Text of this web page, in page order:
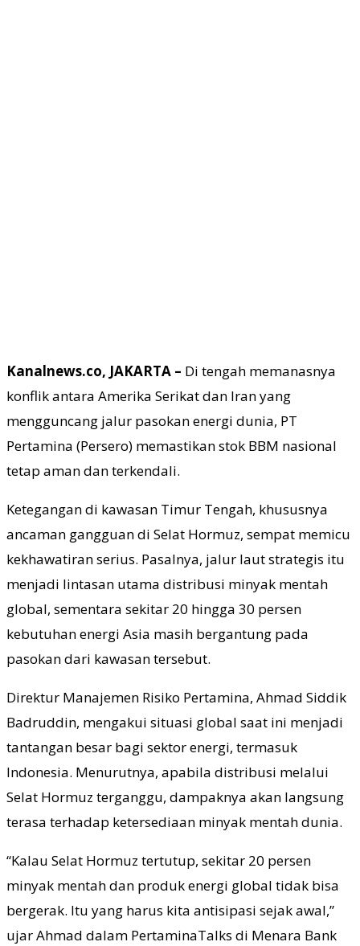
Kanalnews.co, JAKARTA – Di tengah memanasnya
konflik antara Amerika Serikat dan Iran yang
mengguncang jalur pasokan energi dunia, PT
Pertamina (Persero) memastikan stok BBM nasional
tetap aman dan terkendali.
Ketegangan di kawasan Timur Tengah, khususnya
ancaman gangguan di Selat Hormuz, sempat memicu
kekhawatiran serius. Pasalnya, jalur laut strategis itu
menjadi lintasan utama distribusi minyak mentah
global, sementara sekitar 20 hingga 30 persen
kebutuhan energi Asia masih bergantung pada
pasokan dari kawasan tersebut.
Direktur Manajemen Risiko Pertamina, Ahmad Siddik
Badruddin, mengakui situasi global saat ini menjadi
tantangan besar bagi sektor energi, termasuk
Indonesia. Menurutnya, apabila distribusi melalui
Selat Hormuz terganggu, dampaknya akan langsung
terasa terhadap ketersediaan minyak mentah dunia.
“Kalau Selat Hormuz tertutup, sekitar 20 persen
minyak mentah dan produk energi global tidak bisa
bergerak. Itu yang harus kita antisipasi sejak awal,”
ujar Ahmad dalam PertaminaTalks di Menara Bank